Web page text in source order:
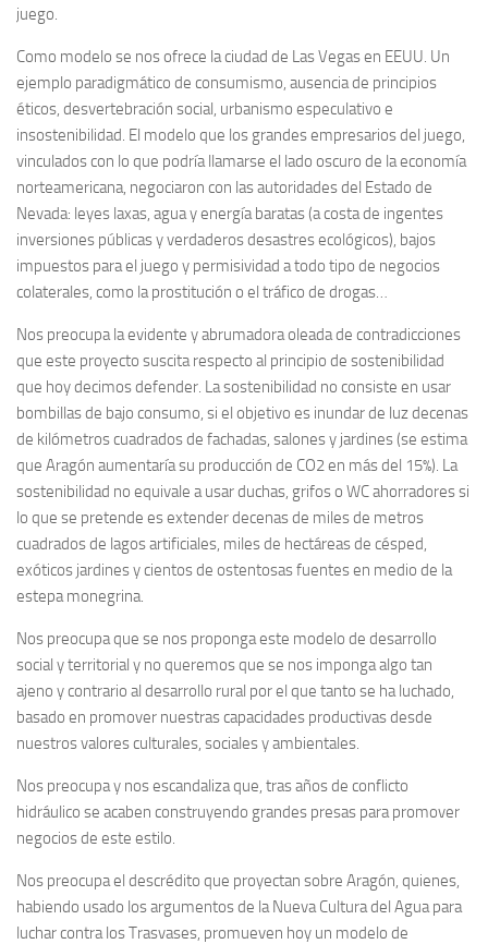
juego.
Como modelo se nos ofrece la ciudad de Las Vegas en EEUU. Un
ejemplo paradigmático de consumismo, ausencia de principios
éticos, desvertebración social, urbanismo especulativo e
insostenibilidad. El modelo que los grandes empresarios del juego,
vinculados con lo que podría llamarse el lado oscuro de la economía
norteamericana, negociaron con las autoridades del Estado de
Nevada: leyes laxas, agua y energía baratas (a costa de ingentes
inversiones públicas y verdaderos desastres ecológicos), bajos
impuestos para el juego y permisividad a todo tipo de negocios
colaterales, como la prostitución o el tráfico de drogas…
Nos preocupa la evidente y abrumadora oleada de contradicciones
que este proyecto suscita respecto al principio de sostenibilidad
que hoy decimos defender. La sostenibilidad no consiste en usar
bombillas de bajo consumo, si el objetivo es inundar de luz decenas
de kilómetros cuadrados de fachadas, salones y jardines (se estima
que Aragón aumentaría su producción de CO2 en más del 15%). La
sostenibilidad no equivale a usar duchas, grifos o WC ahorradores si
lo que se pretende es extender decenas de miles de metros
cuadrados de lagos artificiales, miles de hectáreas de césped,
exóticos jardines y cientos de ostentosas fuentes en medio de la
estepa monegrina.
Nos preocupa que se nos proponga este modelo de desarrollo
social y territorial y no queremos que se nos imponga algo tan
ajeno y contrario al desarrollo rural por el que tanto se ha luchado,
basado en promover nuestras capacidades productivas desde
nuestros valores culturales, sociales y ambientales.
Nos preocupa y nos escandaliza que, tras años de conflicto
hidráulico se acaben construyendo grandes presas para promover
negocios de este estilo.
Nos preocupa el descrédito que proyectan sobre Aragón, quienes,
habiendo usado los argumentos de la Nueva Cultura del Agua para
luchar contra los Trasvases, promueven hoy un modelo de